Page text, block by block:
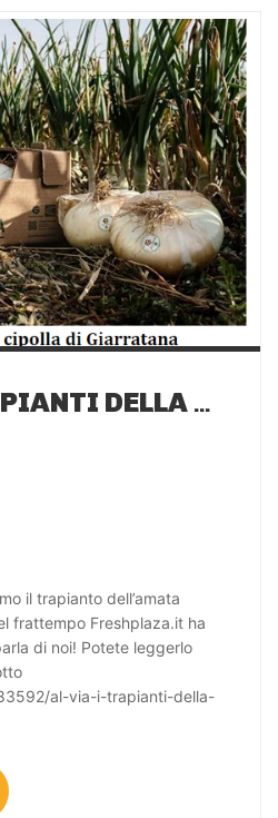
AL VIA I TRAPIANTI DELLA CIPOLLA DI GIARRATANA
il trapianto dell’amata
frattempo Freshplaza.it ha
di noi! Potete leggerlo
al-via-i-trapianti-della-